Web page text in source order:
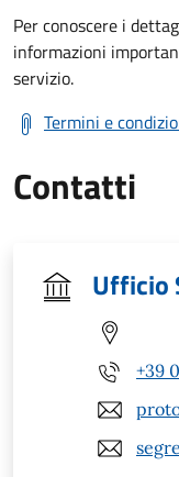
Per conoscere i
informazioni
servizio.
Termini e
Contatti
Ufficio
+39